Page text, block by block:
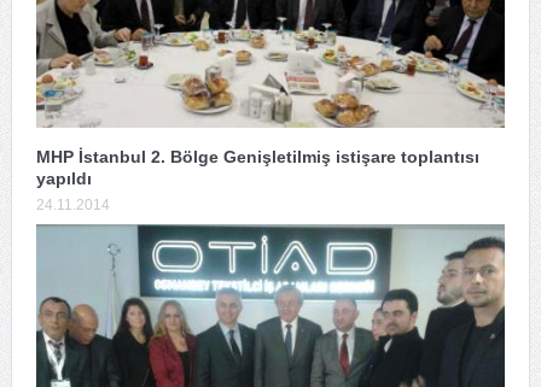
MHP İstanbul 2. Bölge Genişletilmiş istişare toplantısı
yapıldı
24.11.2014